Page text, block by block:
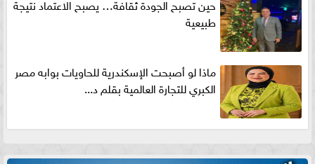
حين تصبح الجودة ثقافة… يصبح الاعتماد نتيجة
طبيعية
ماذا لو أصبحت الإسكندرية للحاويات بوابه مصر
الكبري للتجارة العالمية بقلم د...